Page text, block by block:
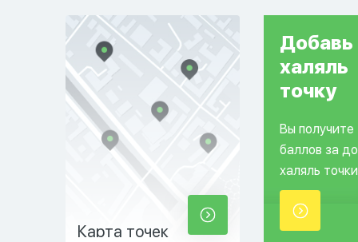
Карта точек
Добавь
халяль
точку
Вы получите
баллов за
халяль